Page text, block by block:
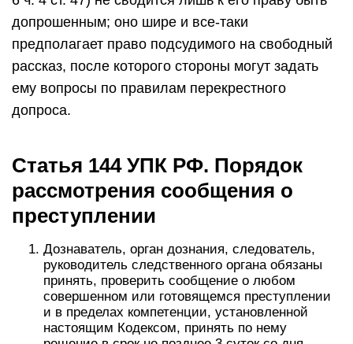
допрошенным; оно шире и все-таки
предполагает право подсудимого на свободный
рассказ, после которого стороны могут задать
ему вопросы по правилам перекрестного
допроса.
Статья 144 УПК РФ. Порядок
рассмотрения сообщения о
преступлении
Дознаватель, орган дознания, следователь,
руководитель следственного органа обязаны
принять, проверить сообщение о любом
совершенном или готовящемся преступлении
и в пределах компетенции, установленной
настоящим Кодексом, принять по нему